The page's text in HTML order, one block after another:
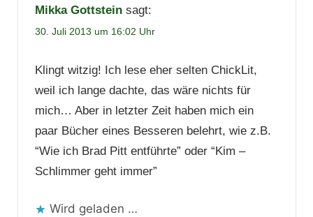
Mikka Gottstein sagt:
30. Juli 2013 um 16:02 Uhr
Klingt witzig! Ich lese eher selten ChickLit,
weil ich lange dachte, das wäre nichts für
mich… Aber in letzter Zeit haben mich ein
paar Bücher eines Besseren belehrt, wie z.B.
“Wie ich Brad Pitt entführte” oder “Kim –
Schlimmer geht immer”
Wird geladen …